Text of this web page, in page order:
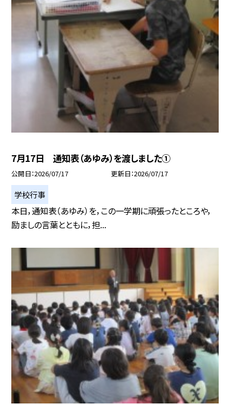
7月17日 通知表（あゆみ）を渡しました①
公開日 2026/07/17 更新日 2026/07/17
学校行事
本日，通知表（あゆみ）を，この一学期に頑張ったところや，
励ましの言葉とともに，担...